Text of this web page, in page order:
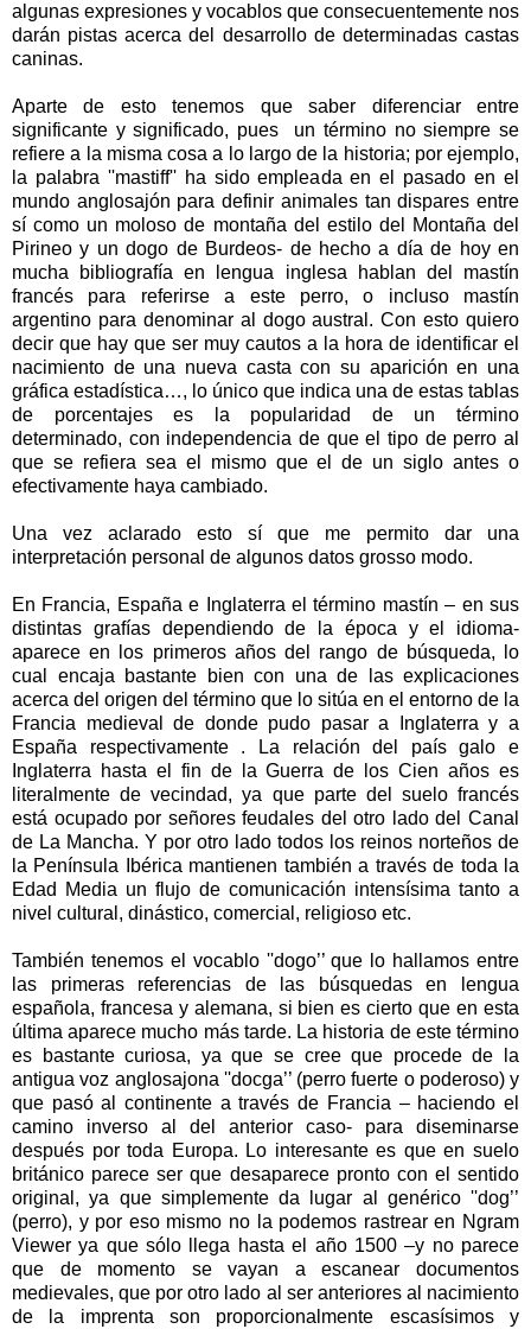
algunas expresiones y vocablos que consecuentemente nos
darán pistas acerca del desarrollo de determinadas castas
caninas.
Aparte de esto tenemos que saber diferenciar entre
significante y significado, pues un término no siempre se
refiere a la misma cosa a lo largo de la historia; por ejemplo,
la palabra ''mastiff'' ha sido empleada en el pasado en el
mundo anglosajón para definir animales tan dispares entre
sí como un moloso de montaña del estilo del Montaña del
Pirineo y un dogo de Burdeos- de hecho a día de hoy en
mucha bibliografía en lengua inglesa hablan del mastín
francés para referirse a este perro, o incluso mastín
argentino para denominar al dogo austral. Con esto quiero
decir que hay que ser muy cautos a la hora de identificar el
nacimiento de una nueva casta con su aparición en una
gráfica estadística…, lo único que indica una de estas tablas
de porcentajes es la popularidad de un término
determinado, con independencia de que el tipo de perro al
que se refiera sea el mismo que el de un siglo antes o
efectivamente haya cambiado.
Una vez aclarado esto sí que me permito dar una
interpretación personal de algunos datos grosso modo.
En Francia, España e Inglaterra el término mastín – en sus
distintas grafías dependiendo de la época y el idioma-
aparece en los primeros años del rango de búsqueda, lo
cual encaja bastante bien con una de las explicaciones
acerca del origen del término que lo sitúa en el entorno de la
Francia medieval de donde pudo pasar a Inglaterra y a
España respectivamente . La relación del país galo e
Inglaterra hasta el fin de la Guerra de los Cien años es
literalmente de vecindad, ya que parte del suelo francés
está ocupado por señores feudales del otro lado del Canal
de La Mancha. Y por otro lado todos los reinos norteños de
la Península Ibérica mantienen también a través de toda la
Edad Media un flujo de comunicación intensísima tanto a
nivel cultural, dinástico, comercial, religioso etc.
También tenemos el vocablo ''dogo’’ que lo hallamos entre
las primeras referencias de las búsquedas en lengua
española, francesa y alemana, si bien es cierto que en esta
última aparece mucho más tarde. La historia de este término
es bastante curiosa, ya que se cree que procede de la
antigua voz anglosajona ''docga’’ (perro fuerte o poderoso) y
que pasó al continente a través de Francia – haciendo el
camino inverso al del anterior caso- para diseminarse
después por toda Europa. Lo interesante es que en suelo
británico parece ser que desaparece pronto con el sentido
original, ya que simplemente da lugar al genérico ''dog’’
(perro), y por eso mismo no la podemos rastrear en Ngram
Viewer ya que sólo llega hasta el año 1500 –y no parece
que de momento se vayan a escanear documentos
medievales, que por otro lado al ser anteriores al nacimiento
de la imprenta son proporcionalmente escasísimos y